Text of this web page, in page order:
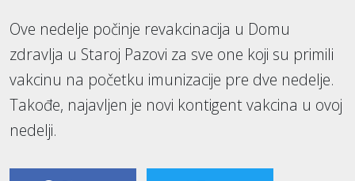
Ove nedelje počinje revakcinacija u Domu
zdravlja u Staroj Pazovi za sve one koji su primili
vakcinu na početku imunizacije pre dve nedelje.
Takođe, najavljen je novi kontigent vakcina u ovoj
nedelji.